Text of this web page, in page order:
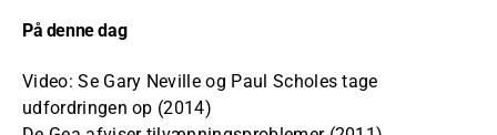
På denne dag
Video: Se Gary Neville og Paul Scholes tage
udfordringen op (2014)